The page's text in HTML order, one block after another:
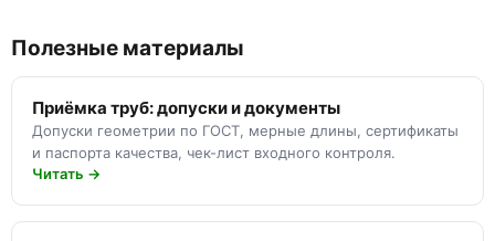
Полезные материалы
Приёмка труб: допуски и документы
Допуски геометрии по ГОСТ, мерные длины, сертификаты
и паспорта качества, чек-лист входного контроля.
Читать →